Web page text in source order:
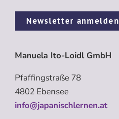
Newsletter anmelden
Manuela Ito-Loidl GmbH
Pfaffingstraße 78
4802 Ebensee
info@japanischlernen.at